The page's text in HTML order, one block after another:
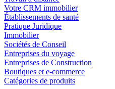
Votre CRM immobilier
Établissements de santé
Pratique Juridique
Immobilier
Sociétés de Conseil
Entreprises du voyage
Entreprises de Construction
Boutiques et e-commerce
Catégories de produits